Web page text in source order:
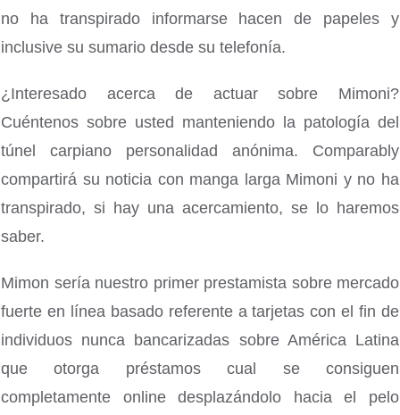
no ha transpirado informarse hacen de papeles y
inclusive su sumario desde su telefonía.
¿Interesado acerca de actuar sobre Mimoni?
Cuéntenos sobre usted manteniendo la patologí­a del
túnel carpiano personalidad anónima. Comparably
compartirá su noticia con manga larga Mimoni y no ha
transpirado, si hay una acercamiento, se lo haremos
saber.
Mimon serí­a nuestro primer prestamista sobre mercado
fuerte en línea basado referente a tarjetas con el fin de
individuos nunca bancarizadas sobre América Latina
que otorga préstamos cual se consiguen
completamente online desplazándolo hacia el pelo